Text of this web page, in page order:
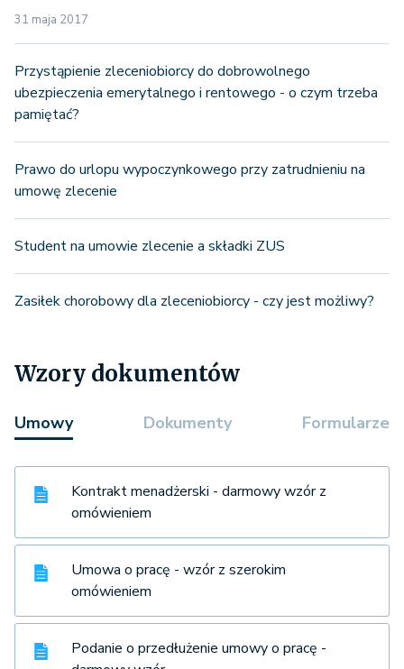
31 maja 2017
Przystąpienie zleceniobiorcy do dobrowolnego
ubezpieczenia emerytalnego i rentowego - o czym trzeba
pamiętać?
Prawo do urlopu wypoczynkowego przy zatrudnieniu na
umowę zlecenie
Student na umowie zlecenie a składki ZUS
Zasiłek chorobowy dla zleceniobiorcy - czy jest możliwy?
Wzory dokumentów
Umowy Dokumenty Formularze
Kontrakt menadżerski - darmowy wzór z
omówieniem
Umowa o pracę - wzór z szerokim
omówieniem
Podanie o przedłużenie umowy o pracę -